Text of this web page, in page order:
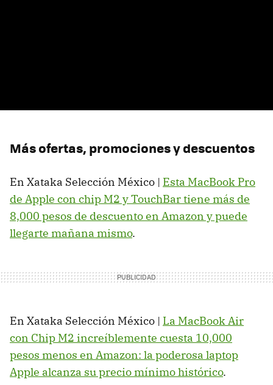
Más ofertas, promociones y descuentos
En Xataka Selección México | Esta MacBook Pro
de Apple con chip M2 y TouchBar tiene más de
8,000 pesos de descuento en Amazon y puede
llegarte mañana mismo.
En Xataka Selección México | La MacBook Air
con Chip M2 increíblemente cuesta 10,000
pesos menos en Amazon: la poderosa laptop
Apple alcanza su precio mínimo histórico.